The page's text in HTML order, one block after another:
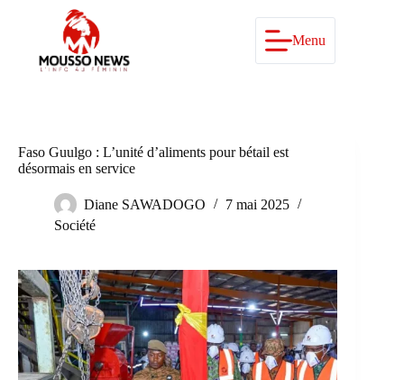
Menu
Faso Guulgo : L’unité d’aliments pour bétail est
désormais en service
Diane SAWADOGO
7 mai 2025
Société